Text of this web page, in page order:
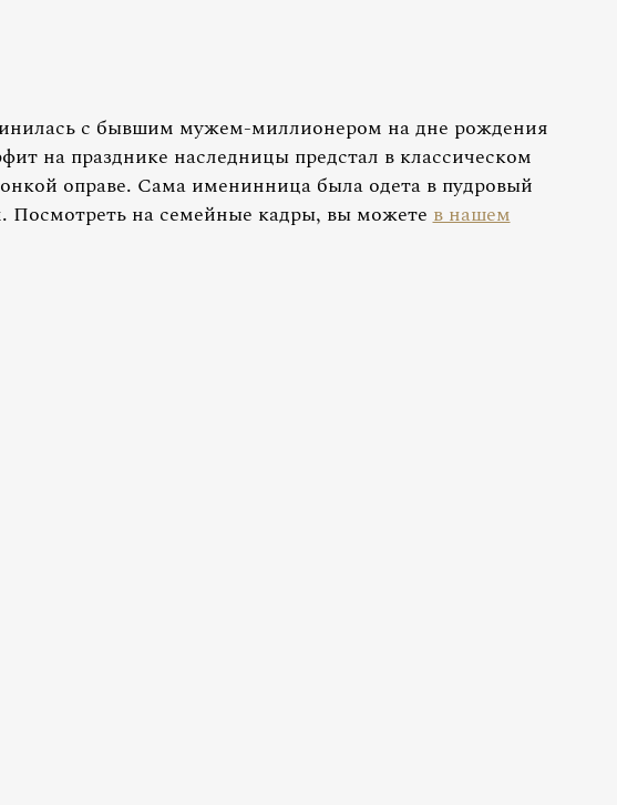
с бывшим мужем-миллионером на дне рождения
на празднике наследницы предстал в классическом
оправе. Сама именинница была одета в пудровый
Посмотреть на семейные кадры, вы можетев нашем